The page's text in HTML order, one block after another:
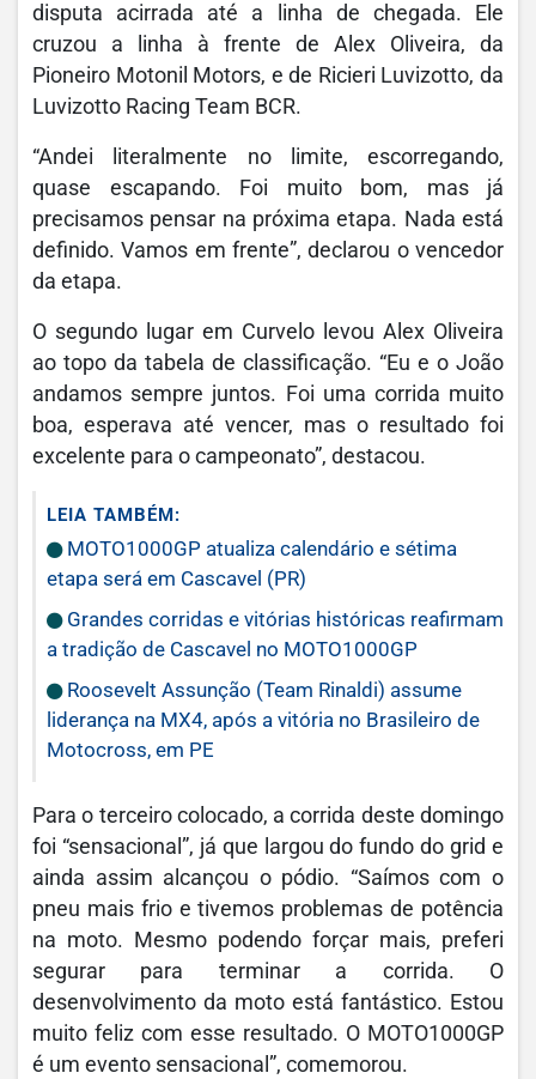
disputa acirrada até a linha de chegada. Ele
cruzou a linha à frente de Alex Oliveira, da
Pioneiro Motonil Motors, e de Ricieri Luvizotto, da
Luvizotto Racing Team BCR.
“Andei literalmente no limite, escorregando,
quase escapando. Foi muito bom, mas já
precisamos pensar na próxima etapa. Nada está
definido. Vamos em frente”, declarou o vencedor
da etapa.
O segundo lugar em Curvelo levou Alex Oliveira
ao topo da tabela de classificação. “Eu e o João
andamos sempre juntos. Foi uma corrida muito
boa, esperava até vencer, mas o resultado foi
excelente para o campeonato”, destacou.
LEIA TAMBÉM:
MOTO1000GP atualiza calendário e sétima
etapa será em Cascavel (PR)
Grandes corridas e vitórias históricas reafirmam
a tradição de Cascavel no MOTO1000GP
Roosevelt Assunção (Team Rinaldi) assume
liderança na MX4, após a vitória no Brasileiro de
Motocross, em PE
Para o terceiro colocado, a corrida deste domingo
foi “sensacional”, já que largou do fundo do grid e
ainda assim alcançou o pódio. “Saímos com o
pneu mais frio e tivemos problemas de potência
na moto. Mesmo podendo forçar mais, preferi
segurar para terminar a corrida. O
desenvolvimento da moto está fantástico. Estou
muito feliz com esse resultado. O MOTO1000GP
é um evento sensacional”, comemorou.